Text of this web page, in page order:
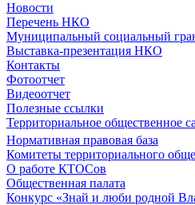
Новости
Перечень НКО
Муниципальный социальный
Выставка-презентация НКО
Контакты
Фотоотчет
Видеоотчет
Полезные ссылки
Территориальное общественное
Нормативная правовая база
Комитеты территориального
О работе КТОСов
Общественная палата
Конкурс «Знай и люби родной